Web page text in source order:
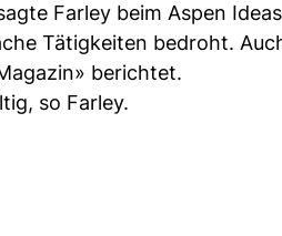
Farley beim Aspen
Tätigkeiten bedroht.
berichtet.
so Farley.